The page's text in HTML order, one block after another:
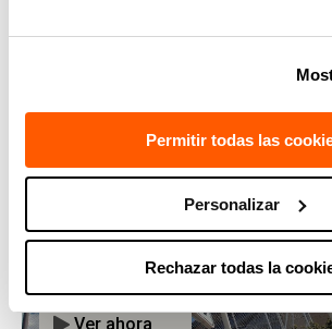
Permitir todas las
Personalizar
Rechazar todas la
Accédez à l’actualité émise par le journal